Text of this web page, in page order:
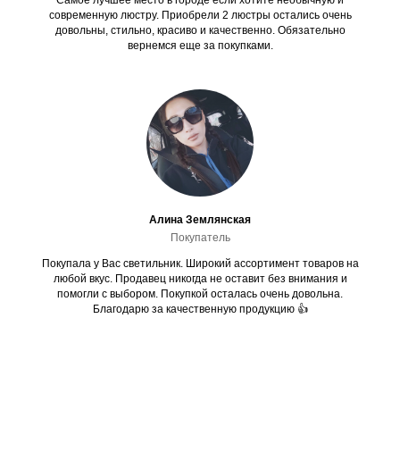
современную люстру. Приобрели 2 люстры остались очень
довольны, стильно, красиво и качественно. Обязательно
вернемся еще за покупками.
Алина Землянская
Покупатель
Покупала у Вас светильник. Широкий ассортимент товаров на
любой вкус. Продавец никогда не оставит без внимания и
помогли с выбором. Покупкой осталась очень довольна.
Благодарю за качественную продукцию 👍